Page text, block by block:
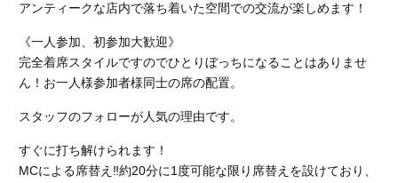
アンティークな店内で落ち着いた空間での交流が楽しめます！
《一人参加、初参加大歓迎》
完全着席スタイルですのでひとりぼっちになることはありませ
ん！お一人様参加者様同士の席の配置。
スタッフのフォローが人気の理由です。
すぐに打ち解けられます！
MCによる席替え‼︎約20分に1度可能な限り席替えを設けており、